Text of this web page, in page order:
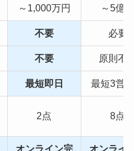
～1,000万円 ～5億
不要 必要
不要 原則不
最短即日 最短3営
2点 8点
オンライン完
オンライ